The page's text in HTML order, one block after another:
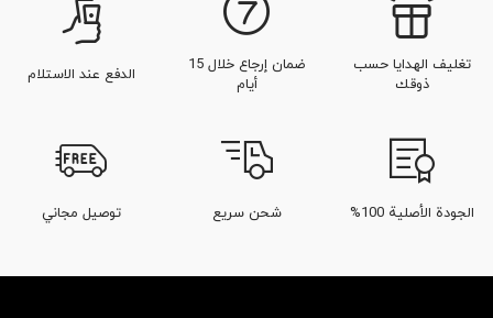
تغليف الهدايا حسب
ذوقك
ضمان إرجاع خلال 15
أيام
الدفع عند الاستلام
الجودة الأصلية 100% شحن سريع توصيل مجاني